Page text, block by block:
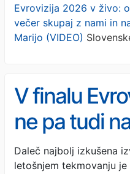
Evrovizija 2026 v živo:
večer skupaj z nami in
Marijo (VIDEO)
V finalu
ne pa tudi
(VIDEO in
Daleč najbolj izkušena
letošnjem tekmovanju